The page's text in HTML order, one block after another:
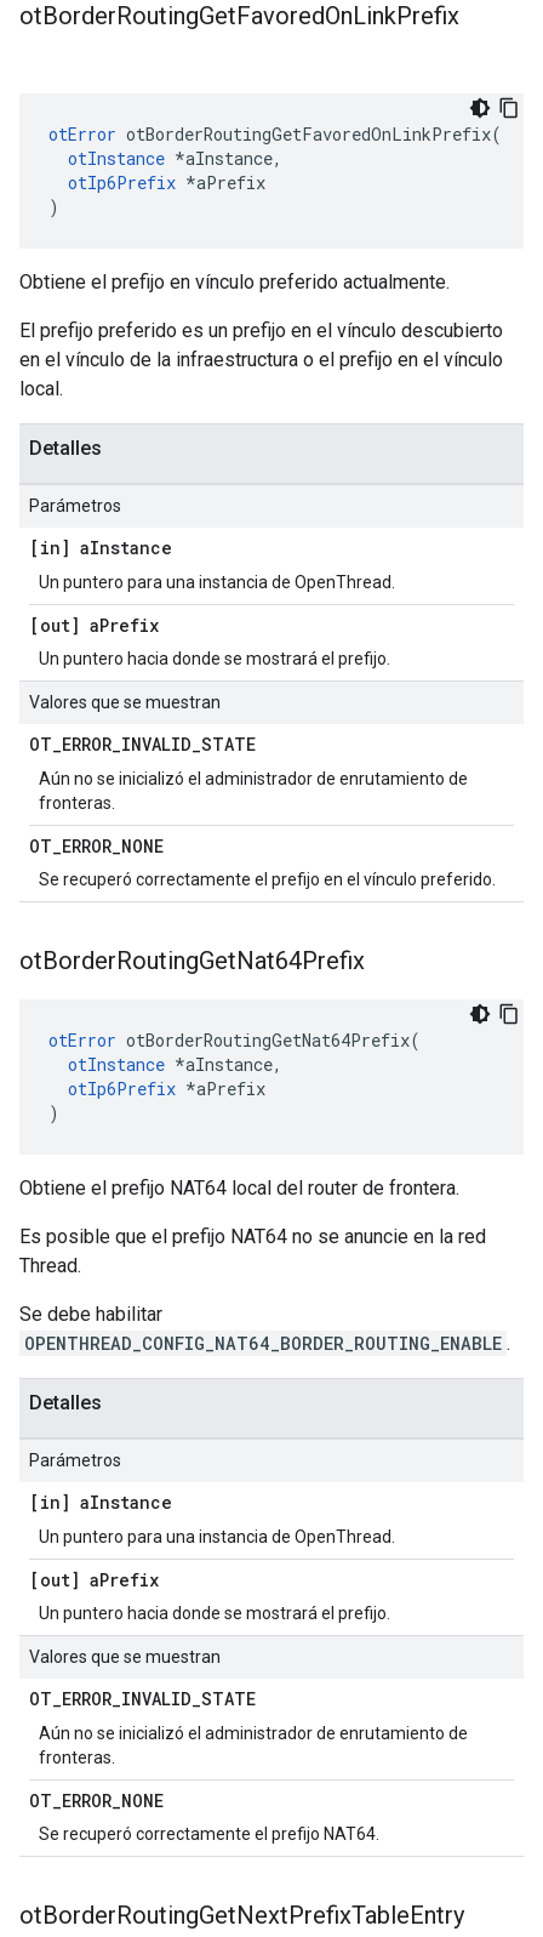
otBorderRoutingGetFavoredOnLinkPrefix
otError otBorderRoutingGetFavoredOnLinkPrefix(
otInstance *aInstance,
otIp6Prefix *aPrefix
)
Obtiene el prefijo en vínculo preferido actualmente.
El prefijo preferido es un prefijo en el vínculo descubierto
en el vínculo de la infraestructura o el prefijo en el vínculo
local.
Detalles
Parámetros
[in] aInstance
Un puntero para una instancia de OpenThread.
[out] aPrefix
Un puntero hacia donde se mostrará el prefijo.
Valores que se muestran
OT_ERROR_INVALID_STATE
Aún no se inicializó el administrador de enrutamiento de
fronteras.
OT_ERROR_NONE
Se recuperó correctamente el prefijo en el vínculo preferido.
otBorderRoutingGetNat64Prefix
otError otBorderRoutingGetNat64Prefix(
otInstance *aInstance,
otIp6Prefix *aPrefix
)
Obtiene el prefijo NAT64 local del router de frontera.
Es posible que el prefijo NAT64 no se anuncie en la red
Thread.
Se debe habilitar
OPENTHREAD_CONFIG_NAT64_BORDER_ROUTING_ENABLE .
Detalles
Parámetros
[in] aInstance
Un puntero para una instancia de OpenThread.
[out] aPrefix
Un puntero hacia donde se mostrará el prefijo.
Valores que se muestran
OT_ERROR_INVALID_STATE
Aún no se inicializó el administrador de enrutamiento de
fronteras.
OT_ERROR_NONE
Se recuperó correctamente el prefijo NAT64.
otBorderRoutingGetNextPrefixTableEntry